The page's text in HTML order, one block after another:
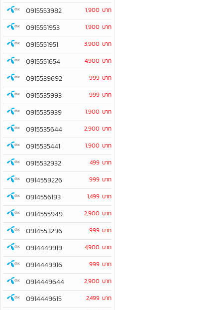
0915553982 1,900 บาท
0915551953 1,900 บาท
0915551951 3,900 บาท
0915551654 4,900 บาท
0915539692 999 บาท
0915535993 999 บาท
0915535939 1,900 บาท
0915535644 2,900 บาท
0915535441 1,900 บาท
0915532932 499 บาท
0914559226 999 บาท
0914556193 1,499 บาท
0914555949 2,900 บาท
0914553296 999 บาท
0914449919 4,900 บาท
0914449916 999 บาท
0914449644 2,900 บาท
0914449615 2,499 บาท